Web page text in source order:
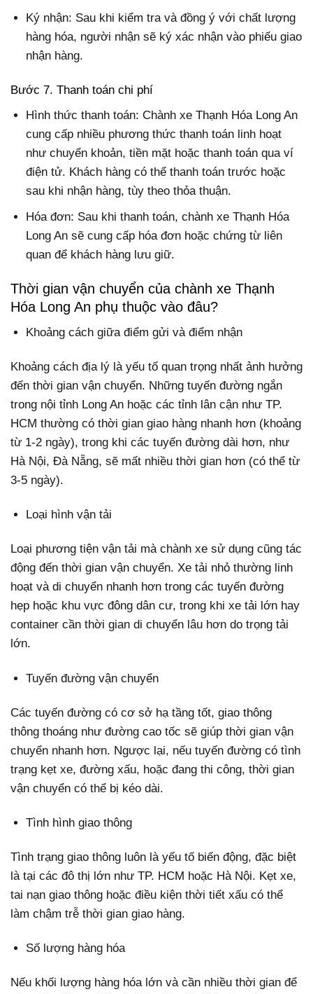
Ký nhận: Sau khi kiểm tra và đồng ý với chất lượng
hàng hóa, người nhận sẽ ký xác nhận vào phiếu giao
nhận hàng.
Bước 7. Thanh toán chi phí
Hình thức thanh toán: Chành xe Thạnh Hóa Long An
cung cấp nhiều phương thức thanh toán linh hoạt
như chuyển khoản, tiền mặt hoặc thanh toán qua ví
điện tử. Khách hàng có thể thanh toán trước hoặc
sau khi nhận hàng, tùy theo thỏa thuận.
Hóa đơn: Sau khi thanh toán, chành xe Thạnh Hóa
Long An sẽ cung cấp hóa đơn hoặc chứng từ liên
quan để khách hàng lưu giữ.
Thời gian vận chuyển của chành xe Thạnh
Hóa Long An phụ thuộc vào đâu?
Khoảng cách giữa điểm gửi và điểm nhận
Khoảng cách địa lý là yếu tố quan trọng nhất ảnh hưởng
đến thời gian vận chuyển. Những tuyến đường ngắn
trong nội tỉnh Long An hoặc các tỉnh lân cận như TP.
HCM thường có thời gian giao hàng nhanh hơn (khoảng
từ 1-2 ngày), trong khi các tuyến đường dài hơn, như
Hà Nội, Đà Nẵng, sẽ mất nhiều thời gian hơn (có thể từ
3-5 ngày).
Loại hình vận tải
Loại phương tiện vận tải mà chành xe sử dụng cũng tác
động đến thời gian vận chuyển. Xe tải nhỏ thường linh
hoạt và di chuyển nhanh hơn trong các tuyến đường
hẹp hoặc khu vực đông dân cư, trong khi xe tải lớn hay
container cần thời gian di chuyển lâu hơn do trọng tải
lớn.
Tuyến đường vận chuyển
Các tuyến đường có cơ sở hạ tầng tốt, giao thông
thông thoáng như đường cao tốc sẽ giúp thời gian vận
chuyển nhanh hơn. Ngược lại, nếu tuyến đường có tình
trạng kẹt xe, đường xấu, hoặc đang thi công, thời gian
vận chuyển có thể bị kéo dài.
Tình hình giao thông
Tình trạng giao thông luôn là yếu tố biến động, đặc biệt
là tại các đô thị lớn như TP. HCM hoặc Hà Nội. Kẹt xe,
tai nạn giao thông hoặc điều kiện thời tiết xấu có thể
làm chậm trễ thời gian giao hàng.
Số lượng hàng hóa
Nếu khối lượng hàng hóa lớn và cần nhiều thời gian để